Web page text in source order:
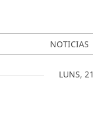
NOTICIAS
LUNS, 21